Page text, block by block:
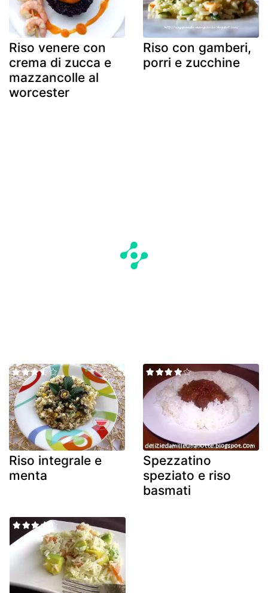
Riso venere con
crema di zucca e
mazzancolle al
worcester
Riso con gamberi,
porri e zucchine
Riso integrale e
menta
Spezzatino
speziato e riso
basmati